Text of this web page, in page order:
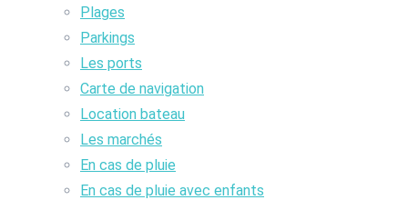
Plages
Parkings
Les ports
Carte de navigation
Location bateau
Les marchés
En cas de pluie
En cas de pluie avec enfants